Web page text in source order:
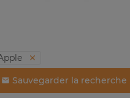
Sauvegarder la recherche